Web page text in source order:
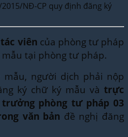
NĐ-CP quy định đăng ký
viên của phòng tư pháp
tại phòng tư pháp.
mẫu, người dịch phải nộp
ký chữ ký mẫu và trực
phòng tư pháp 03
văn bản đề nghị đăng